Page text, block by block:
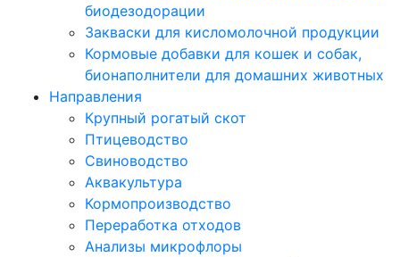
биодезодорации
Закваски для кисломолочной продукции
Кормовые добавки для кошек и собак,
бионаполнители для домашних животных
Направления
Крупный рогатый скот
Птицеводство
Свиноводство
Аквакультура
Кормопроизводство
Переработка отходов
Анализы микрофлоры